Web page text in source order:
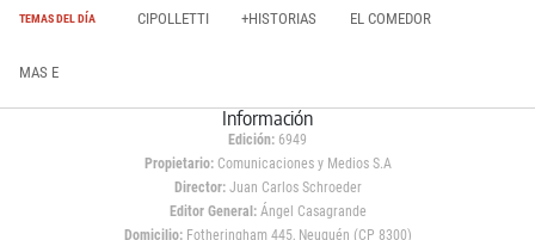
TEMAS DEL DÍA CIPOLLETTI +HISTORIAS EL COMEDOR
MAS E
Información
Edición: 6949
Propietario:Comunicaciones y Medios S.A
Director: Juan Carlos Schroeder
Editor General:Ángel Casagrande
Domicilio:Fotheringham 445, Neuquén (CP 8300)